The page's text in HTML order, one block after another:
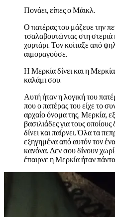
Πονάει, είπες ο Μάικλ.
Ο πατέρας του μάζευε την
τσαλαβουτώντας στη στεριά
χορτάρι. Τον κοίταξε από
αιμοραγούσε.
Η Μερκία δίνει και η
καλάμι σου.
Αυτή ήταν η λογική του
που ο πατέρας του είχε το
αρχαίο όνομα της, Μερκία,
βασιλιάδες για τους
δίνει και παίρνει. Όλα τα
εξηγημένα από αυτόν τον
κανόνα. Δεν σου δίνουν
έπαιρνε η Μερκία ήταν πάντα